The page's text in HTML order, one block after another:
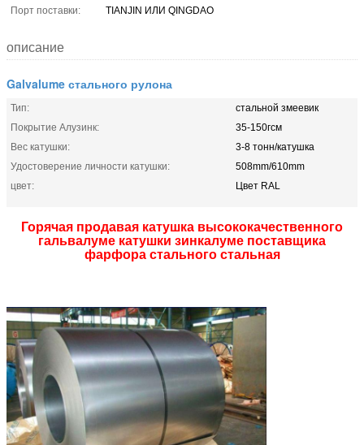
Порт поставки: TIANJIN ИЛИ QINGDAO
описание
Galvalume стального рулона
Тип:
стальной змеевик
Покрытие Алузинк:
35-150гсм
Вес катушки:
3-8 тонн/катушка
Удостоверение личности катушки:
508mm/610mm
цвет:
Цвет RAL
Горячая продавая катушка высококачественного
гальвалуме катушки зинкалуме поставщика
фарфора стального стальная